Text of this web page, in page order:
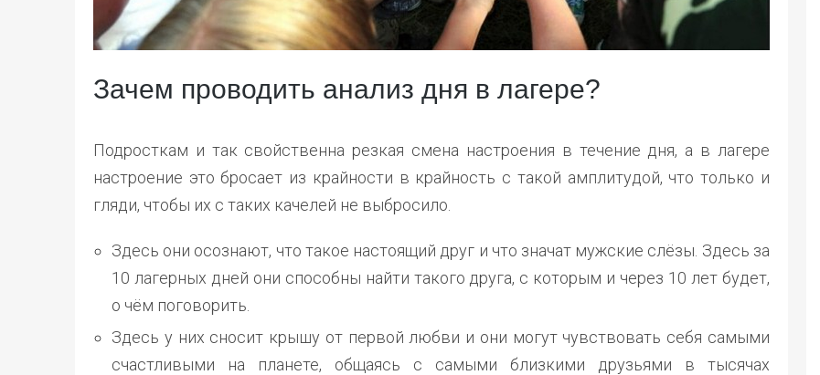
Зачем проводить анализ дня в лагере?
Подросткам и так свойственна резкая смена настроения в течение дня, а в лагере
настроение это бросает из крайности в крайность с такой амплитудой, что только и
гляди, чтобы их с таких качелей не выбросило.
Здесь они осознают, что такое настоящий друг и что значат мужские слёзы. Здесь за
10 лагерных дней они способны найти такого друга, с которым и через 10 лет будет,
о чём поговорить.
Здесь у них сносит крышу от первой любви и они могут чувствовать себя самыми
счастливыми на планете, общаясь с самыми близкими друзьями в тысячах